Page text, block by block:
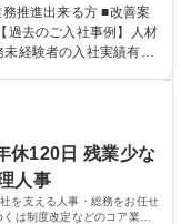
テムがきちんと構築さ
る環境です。また、
可
推進出来る方 ■改善案
過去のご入社事例】人材
経験者の入社実績有
ート、改善の動きも期
ムに貢献し、結果的に
均19:30の退勤以降の業
方となります。 学
格：
休120日 残業少な
人事
を支える人事・総務をお任せ
は制度改定などのコア業務